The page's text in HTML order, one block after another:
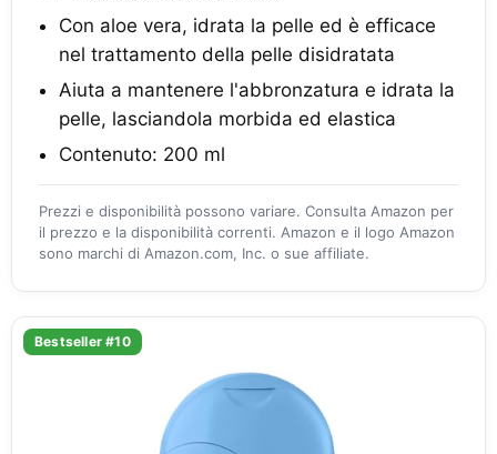
Con aloe vera, idrata la pelle ed è efficace
nel trattamento della pelle disidratata
Aiuta a mantenere l'abbronzatura e idrata la
pelle, lasciandola morbida ed elastica
Contenuto: 200 ml
Prezzi e disponibilità possono variare. Consulta Amazon per
il prezzo e la disponibilità correnti. Amazon e il logo Amazon
sono marchi di Amazon.com, Inc. o sue affiliate.
Bestseller #10